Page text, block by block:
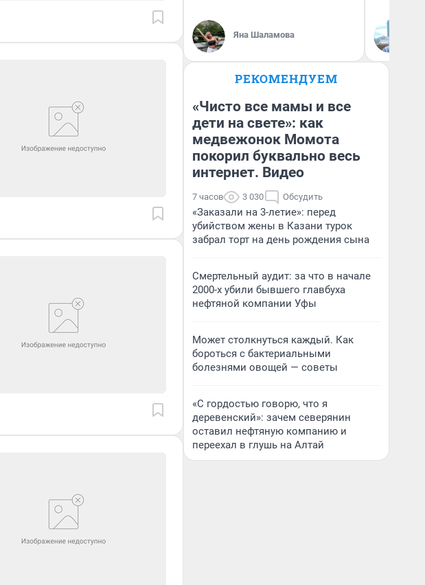
Яна Шаламова
РЕКОМЕНДУЕМ
«Чисто все мамы и все
дети на свете»: как
медвежонок Момота
покорил буквально весь
интернет. Видео
7 часов 3 030 Обсудить
«Заказали на 3-летие»: перед
убийством жены в Казани турок
забрал торт на день рождения сына
Смертельный аудит: за что в начале
2000-х убили бывшего главбуха
нефтяной компании Уфы
Может столкнуться каждый. Как
бороться с бактериальными
болезнями овощей — советы
«С гордостью говорю, что я
деревенский»: зачем северянин
оставил нефтяную компанию и
переехал в глушь на Алтай